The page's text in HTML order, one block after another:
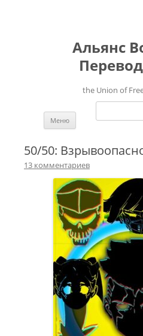
Альянс
the Union of
Найти:
Меню
50/50:
13 комментариев